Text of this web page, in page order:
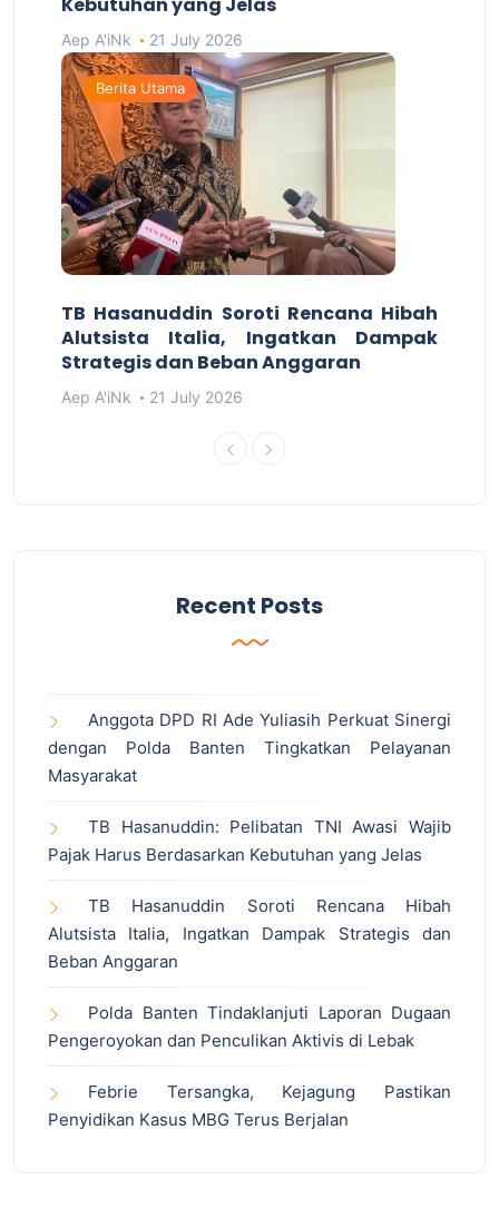
Aep A'iNk 21 July 2026
Berita Utama
TB Hasanuddin Soroti Rencana Hibah
Alutsista Italia, Ingatkan Dampak
Strategis dan Beban Anggaran
Aep A'iNk 21 July 2026
Recent Posts
Anggota DPD RI Ade Yuliasih Perkuat Sinergi
dengan Polda Banten Tingkatkan Pelayanan
Masyarakat
TB Hasanuddin: Pelibatan TNI Awasi Wajib
Pajak Harus Berdasarkan Kebutuhan yang Jelas
TB Hasanuddin Soroti Rencana Hibah
Alutsista Italia, Ingatkan Dampak Strategis dan
Beban Anggaran
Polda Banten Tindaklanjuti Laporan Dugaan
Pengeroyokan dan Penculikan Aktivis di Lebak
Febrie Tersangka, Kejagung Pastikan
Penyidikan Kasus MBG Terus Berjalan